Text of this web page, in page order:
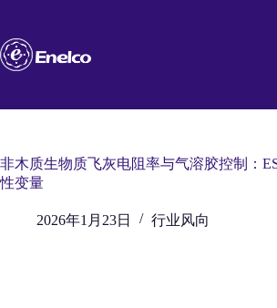
内
容
非木质生物质飞灰电阻率与气溶胶控制：
性变量
2026年1月23日 行业风向